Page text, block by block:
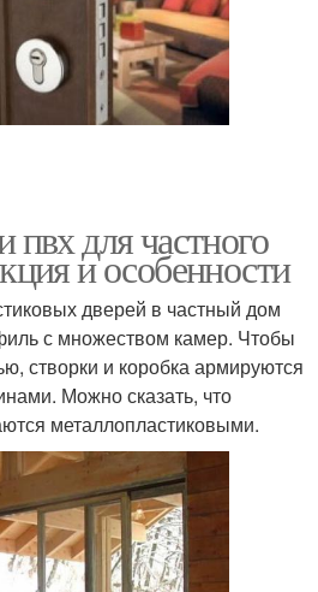
для частного
и особенности
дверей в частный дом
с множеством камер. Чтобы
створки и коробка армируются
Можно сказать, что
металлопластиковыми.